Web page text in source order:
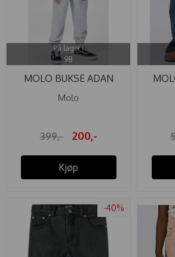
På lager i
98
MOLO BUKSE ADAN
MARLED GREY
Molo
399,- 200,-
Kjøp
-40%